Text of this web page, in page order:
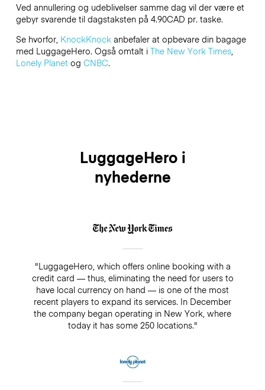
Ved annullering og udeblivelser samme dag vil der være et
gebyr svarende til dagstaksten på 4.90CAD pr. taske.
Se hvorfor, KnockKnockanbefaler at opbevare din bagage
med LuggageHero. Også omtalt i The New York Times,
Lonely Planetog CNBC.
LuggageHero i
nyhederne
"LuggageHero, which offers online booking with a
credit card — thus, eliminating the need for users to
have local currency on hand — is one of the most
recent players to expand its services. In December
the company began operating in New York, where
today it has some 250 locations."